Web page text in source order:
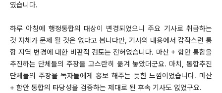
였습니다.
하루 아침에 행정통합의 대상이 변경되었으니 주요 기사로 취급하는
것 자체가 문제 될 것은 없다고 봅니다만, 기사의 내용에서 갑작스런 통
합 지역 변경에 대한 비판적 검토는 전혀없습니다. 마산 + 함안 통합을
추진하는 단체들의 주장을 고스란히 옮겨 놓았더군요. 마치, 통합추진
단체들의 주장을 독자들에게 홍보 해주는 듯한 느낌이었습니다. 마산
+ 함안 통합의 타당성을 검증하는 제대로 된 후속 기사도 없었구요.